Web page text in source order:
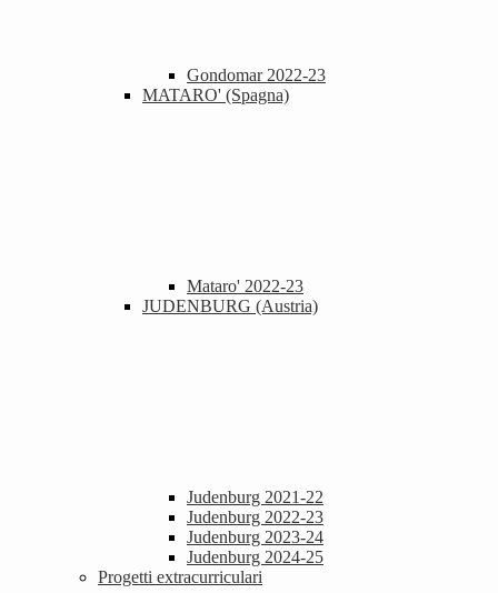
Gondomar 2022-23
MATARO' (Spagna)
Mataro' 2022-23
JUDENBURG (Austria)
Judenburg 2021-22
Judenburg 2022-23
Judenburg 2023-24
Judenburg 2024-25
Progetti extracurriculari